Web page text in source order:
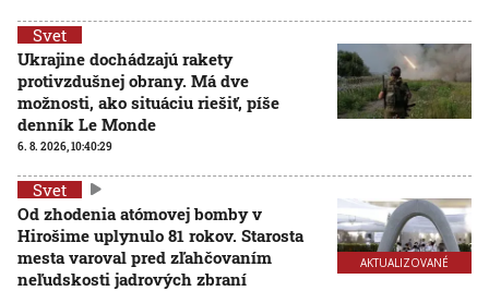
Svet
Ukrajine dochádzajú rakety
protivzdušnej obrany. Má dve
možnosti, ako situáciu riešiť, píše
denník Le Monde
6. 8. 2026, 10:40:29
AKTUALIZOVANÉ
Svet
Od zhodenia atómovej bomby v
Hirošime uplynulo 81 rokov. Starosta
mesta varoval pred zľahčovaním
neľudskosti jadrových zbraní